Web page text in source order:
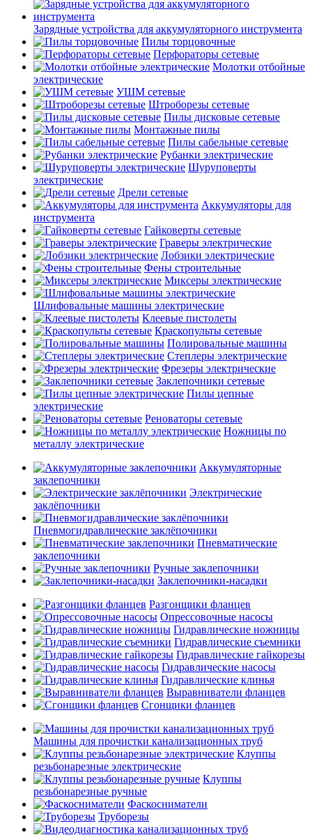
Зарядные устройства для аккумуляторного инструмента
Пилы торцовочные
Перфораторы сетевые
Молотки отбойные
электрические
УШМ сетевые
Штроборезы сетевые
Пилы дисковые сетевые
Монтажные пилы
Пилы сабельные сетевые
Рубанки электрические
Шуруповерты
электрические
Дрели сетевые
Аккумуляторы для
инструмента
Гайковерты сетевые
Граверы электрические
Лобзики электрические
Фены строительные
Миксеры электрические
Шлифовальные машины электрические
Клеевые пистолеты
Краскопульты сетевые
Полировальные машины
Степлеры электрические
Фрезеры электрические
Заклепочники сетевые
Пилы цепные
электрические
Реноваторы сетевые
Ножницы по
металлу электрические
Аккумуляторные
заклепочники
Электрические
заклёпочники
Пневмогидравлические заклёпочники
Пневматические
заклепочники
Ручные заклепочники
Заклепочники-насадки
Разгонщики фланцев
Опрессовочные насосы
Гидравлические ножницы
Гидравлические съемники
Гидравлические гайкорезы
Гидравлические насосы
Гидравлические клинья
Выравниватели фланцев
Сгонщики фланцев
Машины для прочистки канализационных труб
Клуппы
резьбонарезные электрические
Клуппы
резьбонарезные ручные
Фаскосниматели
Труборезы